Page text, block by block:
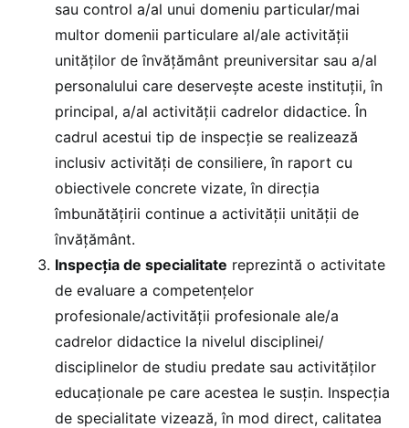
sau control a/al unui domeniu particular/mai
multor domenii particulare al/ale activității
unităților de învățământ preuniversitar sau a/al
personalului care deservește aceste instituții, în
principal, a/al activității cadrelor didactice. În
cadrul acestui tip de inspecție se realizează
inclusiv activități de consiliere, în raport cu
obiectivele concrete vizate, în direcția
îmbunătățirii continue a activității unității de
învățământ.
Inspecția de specialitate reprezintă o activitate
de evaluare a competențelor
profesionale/activității profesionale ale/a
cadrelor didactice la nivelul disciplinei/
disciplinelor de studiu predate sau activităților
educaționale pe care acestea le susțin. Inspecția
de specialitate vizează, în mod direct, calitatea